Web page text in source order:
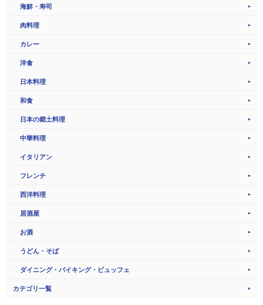
海鮮・寿司
肉料理
カレー
洋食
日本料理
和食
日本の郷土料理
中華料理
イタリアン
フレンチ
西洋料理
居酒屋
お酒
うどん・そば
ダイニング・バイキング・ビュッフェ
カテゴリ一覧